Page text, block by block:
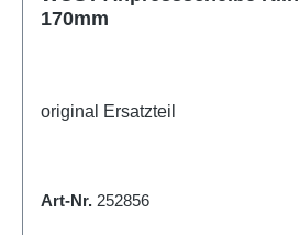
170mm
original Ersatzteil
Art-Nr. 252856